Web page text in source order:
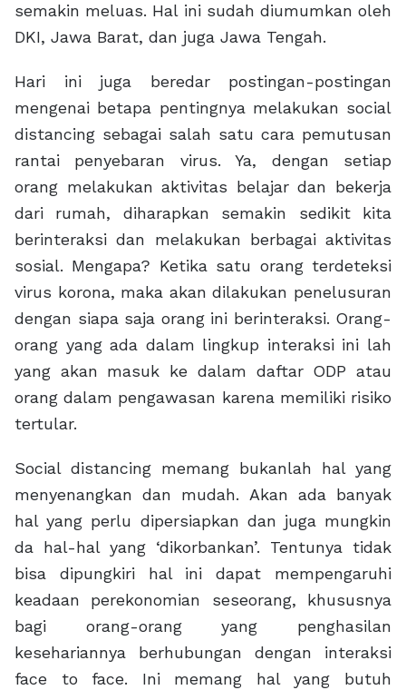
semakin meluas. Hal ini sudah diumumkan oleh
DKI, Jawa Barat, dan juga Jawa Tengah.
Hari ini juga beredar postingan-postingan
mengenai betapa pentingnya melakukan social
distancing sebagai salah satu cara pemutusan
rantai penyebaran virus. Ya, dengan setiap
orang melakukan aktivitas belajar dan bekerja
dari rumah, diharapkan semakin sedikit kita
berinteraksi dan melakukan berbagai aktivitas
sosial. Mengapa? Ketika satu orang terdeteksi
virus korona, maka akan dilakukan penelusuran
dengan siapa saja orang ini berinteraksi. Orang-
orang yang ada dalam lingkup interaksi ini lah
yang akan masuk ke dalam daftar ODP atau
orang dalam pengawasan karena memiliki risiko
tertular.
Social distancing memang bukanlah hal yang
menyenangkan dan mudah. Akan ada banyak
hal yang perlu dipersiapkan dan juga mungkin
da hal-hal yang ‘dikorbankan’. Tentunya tidak
bisa dipungkiri hal ini dapat mempengaruhi
keadaan perekonomian seseorang, khususnya
bagi orang-orang yang penghasilan
kesehariannya berhubungan dengan interaksi
face to face. Ini memang hal yang butuh